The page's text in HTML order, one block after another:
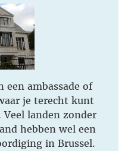
een ambassade of
je terecht kunt
landen zonder
hebben wel een
in Brussel.